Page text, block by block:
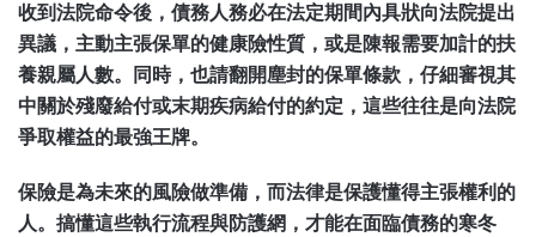
收到法院命令後，債務人務必在法定期間內具狀向法院提出
異議，主動主張保單的健康險性質，或是陳報需要加計的扶
養親屬人數。同時，也請翻開塵封的保單條款，仔細審視其
中關於殘廢給付或末期疾病給付的約定，這些往往是向法院
爭取權益的最強王牌。
保險是為未來的風險做準備，而法律是保護懂得主張權利的
人。搞懂這些執行流程與防護網，才能在面臨債務的寒冬